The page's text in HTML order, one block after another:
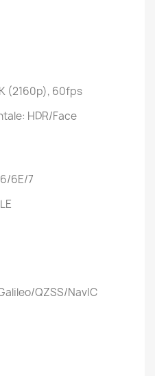
(2160p), 60fps
HDR/Face
6E/7
QZSS/NavIC